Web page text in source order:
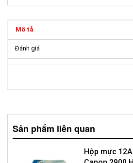
Mô tả
Đánh giá
Sản phẩm liên quan
Hộp mực